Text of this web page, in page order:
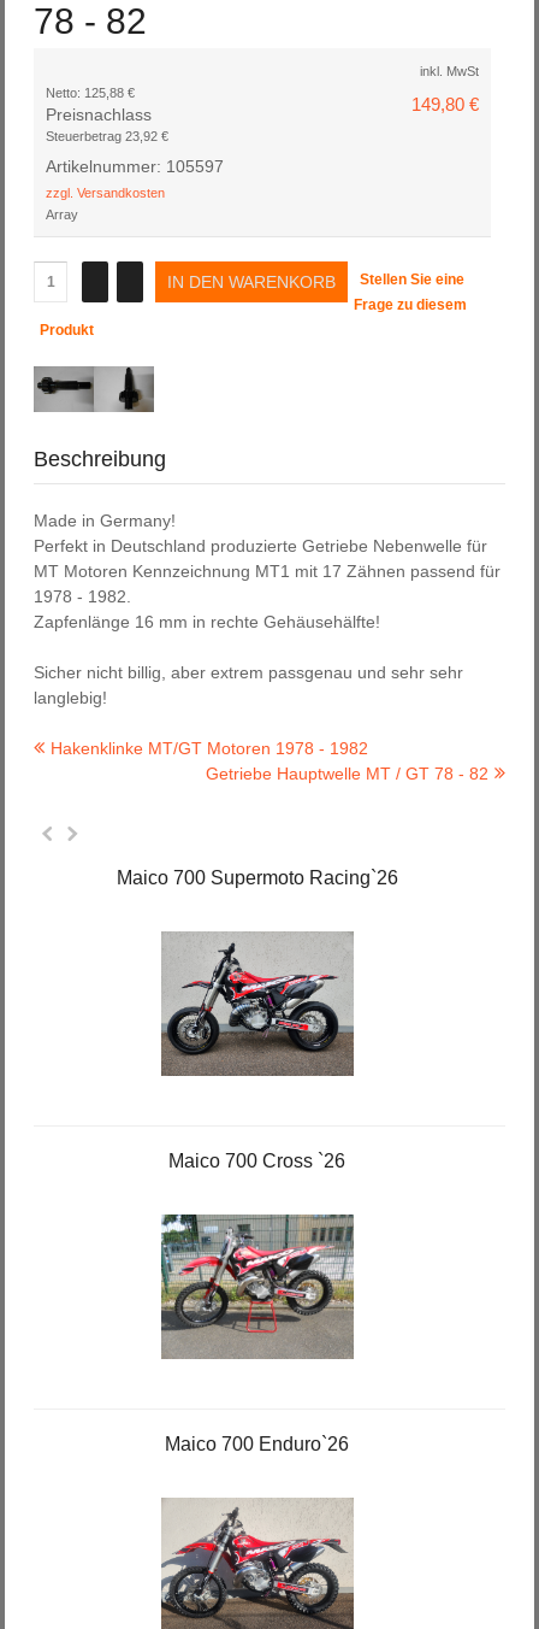
78 - 82
inkl. MwSt
149,80 €
Netto: 125,88 €
Preisnachlass
Steuerbetrag 23,92 €
Artikelnummer: 105597
zzgl. Versandkosten
Array
Stellen Sie eine
Frage zu diesem
Produkt
Beschreibung
Made in Germany!
Perfekt in Deutschland produzierte Getriebe Nebenwelle für
MT Motoren Kennzeichnung MT1 mit 17 Zähnen passend für
1978 - 1982.
Zapfenlänge 16 mm in rechte Gehäusehälfte!
Sicher nicht billig, aber extrem passgenau und sehr sehr
langlebig!
Hakenklinke MT/GT Motoren 1978 - 1982
Getriebe Hauptwelle MT / GT 78 - 82
Maico 700 Supermoto Racing`26
Maico 700 Cross `26
Maico 700 Enduro`26